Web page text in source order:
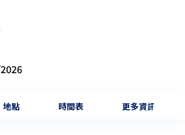
地點 時間表 更多資訊